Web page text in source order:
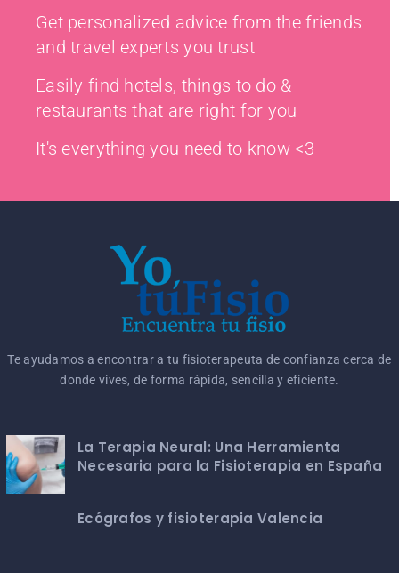
Get personalized advice from the friends
and travel experts you trust
Easily find hotels, things to do &
restaurants that are right for you
It's everything you need to know <3
Te ayudamos a encontrar a tu fisioterapeuta de confianza cerca de
donde vives, de forma rápida, sencilla y eficiente.
La Terapia Neural: Una Herramienta
Necesaria para la Fisioterapia en España
Ecógrafos y fisioterapia Valencia